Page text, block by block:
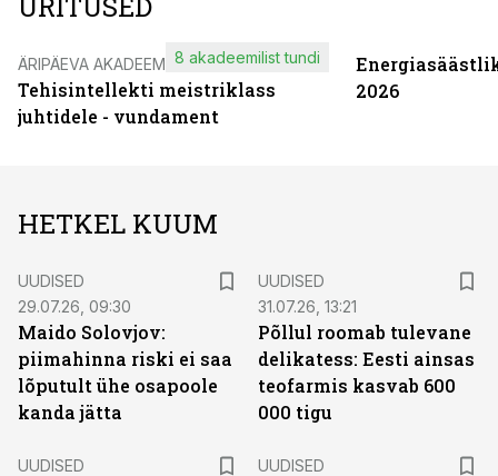
ÄRIPÄEVA AKADEEMIA
Tehisintellekti meistriklass
juhtidele - vundament
8 akadeemilist tundi
2026
HETKEL KUUM
UUDISED
29.07.26, 09:30
Maido Solovjov:
piimahinna riski ei saa
lõputult ühe osapoole
kanda jätta
UUDISED
31.07.26, 13:21
Põllul roomab tulevane
delikatess: Eesti ainsas
teofarmis kasvab 600
000 tigu
UUDISED
UUDISED